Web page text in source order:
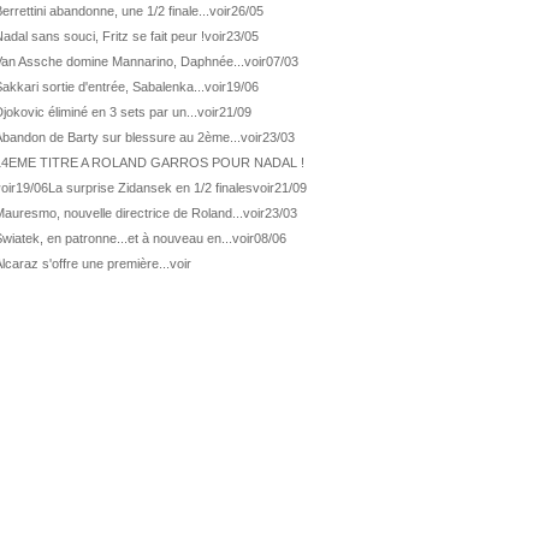
Wash. De Minaur éliminé en 1/4
Los Cabos Géa en finale !
Los Cabos 1ère 1/2 finale pour Géa
Wash. Pas de 1/4 pour Humbert et Atmane
Washington Déjà fini pour Fernandez
Washington De Minaur domine Tsitsipas
Washington Fritz et Musetti en 1/8èmes
abandonne, une 1/2 finale... voir26/05
sans souci, Fritz se fait peur !voir23/05
Assche domine Mannarino, Daphnée... voir07/03
sortie d'entrée, Sabalenka... voir19/06
éliminé en 3 sets par un... voir21/09
de Barty sur blessure au 2ème... voir23/03
TITRE A ROLAND GARROS POUR NADAL !
19/06La surprise Zidansek en 1/2 finalesvoir21/09
nouvelle directrice de Roland... voir23/03
en patronne...et à nouveau en... voir08/06
s'offre une première... voir